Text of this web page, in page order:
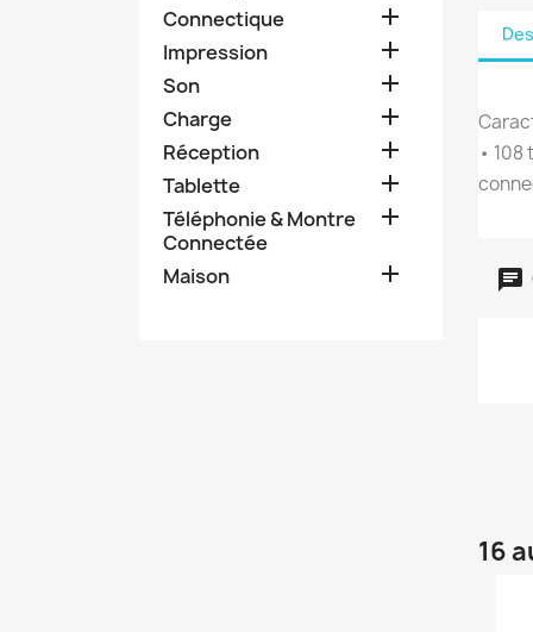
Connectique 
Impression 
Son 
Charge 
Réception 
Tablette 
Téléphonie & Montre
Connectée

Maison 
•
16